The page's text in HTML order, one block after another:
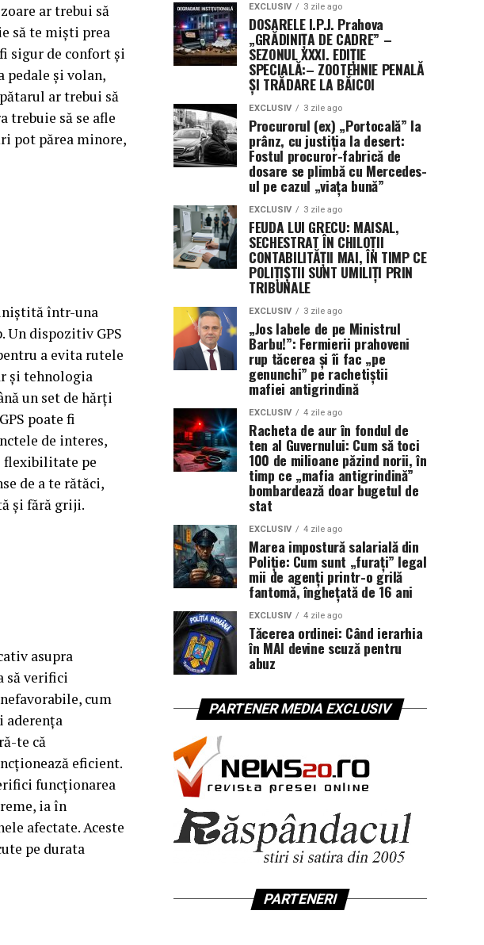
ar trebui să
să te miști prea
sigur de confort și
pedale și volan,
ar trebui să
trebuie să se afle
pot părea minore,
într-una
Un dispozitiv GPS
a evita rutele
și tehnologia
un set de hărți
poate fi
de interes,
flexibilitate pe
de a te rătăci,
și fără griji.
asupra
să verifici
cum
aderența
te că
eficient.
funcționarea
ia în
afectate. Aceste
pe durata
EXCLUSIV 3 zile ago
DOSARELE I.P.J. Prahova
„GRĂDINIȚA DE CADRE” –
SEZONUL XXXI. EDIȚIE
SPECIALĂ:– ZOOTEHNIE PENALĂ
ȘI TRĂDARE LA BĂICOI
EXCLUSIV 3 zile ago
Procurorul (ex) „Portocală” la
prânz, cu justiția la desert:
Fostul procuror-fabrică de
dosare se plimbă cu Mercedes-
ul pe cazul „viața bună”
EXCLUSIV 3 zile ago
FEUDA LUI GRECU: MAISAL,
SECHESTRAT ÎN CHILOȚII
CONTABILITĂȚII MAI, ÎN TIMP CE
POLIȚIȘTII SUNT UMILIȚI PRIN
TRIBUNALE
EXCLUSIV 3 zile ago
„Jos labele de pe Ministrul
Barbu!”: Fermierii prahoveni
rup tăcerea și îi fac „pe
genunchi” pe rachetiștii
mafiei antigrindină
EXCLUSIV 4 zile ago
Racheta de aur în fondul de
ten al Guvernului: Cum să toci
100 de milioane păzind norii, în
timp ce „mafia antigrindină”
bombardează doar bugetul de
stat
EXCLUSIV 4 zile ago
Marea impostură salarială din
Poliție: Cum sunt „furați” legal
mii de agenți printr-o grilă
fantomă, înghețată de 16 ani
EXCLUSIV 4 zile ago
Tăcerea ordinei: Când ierarhia
în MAI devine scuză pentru
abuz
PARTENER MEDIA EXCLUSIV
PARTENERI